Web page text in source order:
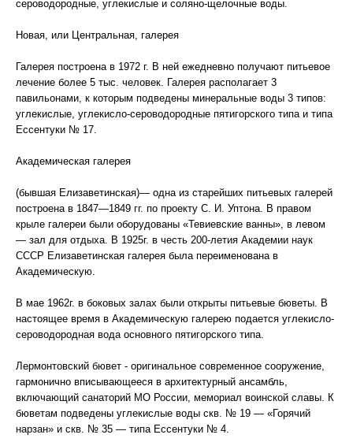
сероводородные, углекислые и соляно-щелочные воды.
Новая, или Центральная, галерея
Галерея построена в 1972 г. В ней ежедневно получают питьевое
лечение более 5 тыс. человек. Галерея располагает 3
павильонами, к которым подведены минеральные воды 3 типов:
углекислые, углекисло-сероводородные пятигорского типа и типа
Ессентуки № 17.
Академическая галерея
(бывшая Елизаветинская)— одна из старейших питьевых галерей
построена в 1847—1849 гг. по проекту С. И. Уптона. В правом
крыле галереи были оборудованы «Тевиевские ванны», в левом
— зал для отдыха. В 1925г. в честь 200-летия Академии наук
СССР Елизаветинская галерея была переименована в
Академическую.
В мае 1962г. в боковых залах были открыты питьевые бюветы. В
настоящее время в Академическую галерею подается углекисло-
сероводородная вода основного пятигорского типа.
Лермонтовский бювет - оригинальное современное сооружение,
гармонично вписывающееся в архитектурный ансамбль,
включающий санаторий МО России, мемориал воинской славы. К
бюветам подведены углекислые воды скв. № 19 — «Горячий
нарзан» и скв. № 35 — типа Ессентуки № 4.